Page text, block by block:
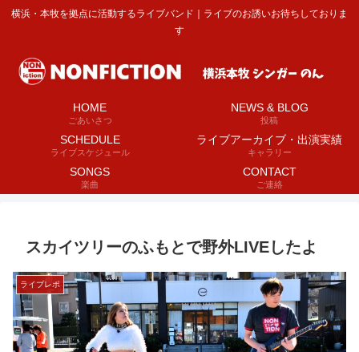
横浜・本牧を拠点に活動するライブバンド｜ライブのお誘いお待ちしておりま
す
HOME
ごあいさつ
NEWS & BLOG
投稿
SCHEDULE
ライブスケジュール
ライブアーカイブ・出演実績
キャラリー
SONGS
楽曲
CONTACT
ご連絡
スカイツリーのふもとで野外LIVEしたよ
ライブレポ